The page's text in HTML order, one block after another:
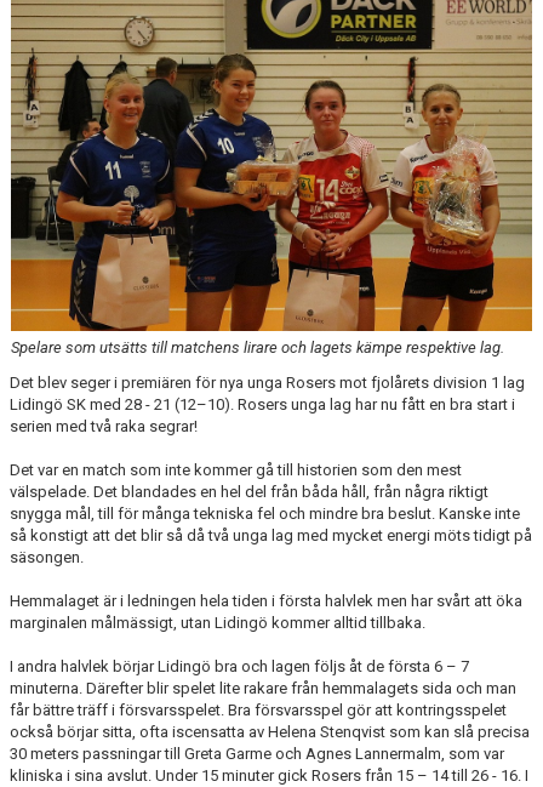
TRUPPEN
SERIER & RESULTAT
KONTAKT
DOKUMENT
BILDGALLERI
MATCHER
Spelare som utsätts till matchens lirare och lagets kämpe respektive lag.
Det blev seger i premiären för nya unga Rosers mot fjolårets division 1 lag
Lidingö SK med 28 - 21 (12–10). Rosers unga lag har nu fått en bra start i
serien med två raka segrar!
Det var en match som inte kommer gå till historien som den mest
välspelade. Det blandades en hel del från båda håll, från några riktigt
snygga mål, till för många tekniska fel och mindre bra beslut. Kanske inte
så konstigt att det blir så då två unga lag med mycket energi möts tidigt på
säsongen.
Hemmalaget är i ledningen hela tiden i första halvlek men har svårt att öka
marginalen målmässigt, utan Lidingö kommer alltid tillbaka.
I andra halvlek börjar Lidingö bra och lagen följs åt de första 6 – 7
minuterna. Därefter blir spelet lite rakare från hemmalagets sida och man
får bättre träff i försvarsspelet. Bra försvarsspel gör att kontringsspelet
också börjar sitta, ofta iscensatta av Helena Stenqvist som kan slå precisa
30 meters passningar till Greta Garme och Agnes Lannermalm, som var
kliniska i sina avslut. Under 15 minuter gick Rosers från 15 – 14 till 26 - 16. I